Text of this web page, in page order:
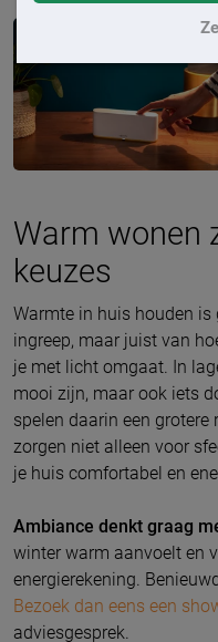
Warm wonen
keuzes
Warmte in huis houden is
ingreep, maar juist van
je met licht omgaat. In
mooi zijn, maar ook iets
spelen daarin een
zorgen niet alleen voor
je huis comfortabel en
Ambiance denkt graag
winter warm aanvoelt en
energierekening.
Bezoek dan eens een
adviesgesprek.